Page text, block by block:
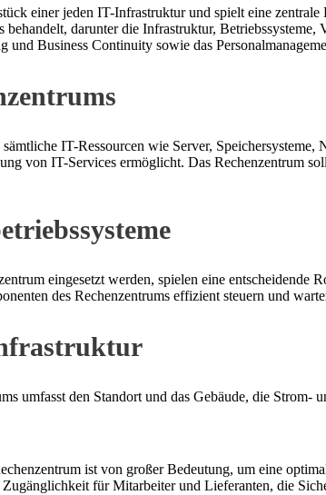
einer jeden IT-Infrastruktur und spielt eine
behandelt, darunter die Infrastruktur,
und Business Continuity sowie das
IT-Ressourcen wie Server,
von IT-Services ermöglicht. Das Rechenzentrum
eingesetzt werden, spielen eine
des Rechenzentrums effizient steuern und
umfasst den Standort und das Gebäude, die Strom-
ist von großer Bedeutung, um eine
für Mitarbeiter und Lieferanten, die